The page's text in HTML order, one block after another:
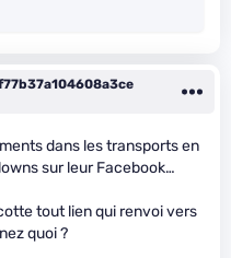
dans les transports en
sur leur Facebook…
tout lien qui renvoi vers
quoi ?